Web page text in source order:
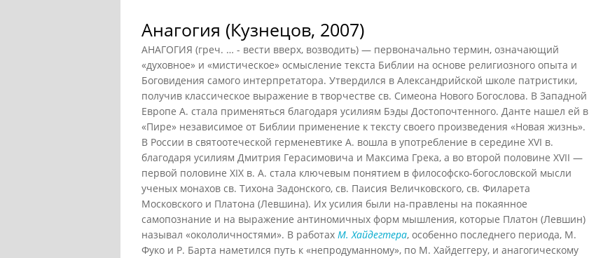
Анагогия (Кузнецов, 2007)
АНАГОГИЯ (греч. … - вести вверх, возводить) — первоначально термин, означающий
«духовное» и «мистическое» осмысление текста Библии на основе религиозного опыта и
Боговидения самого интерпретатора. Утвердился в Александрийской школе патристики,
получив классическое выражение в творчестве св. Симеона Нового Богослова. В Западной
Европе А. стала применяться благодаря усилиям Бэды Достопочтенного. Данте нашел ей в
«Пире» независимое от Библии применение к тексту своего произведения «Новая жизнь».
В России в святоотеческой герменевтике А. вошла в употребление в середине XVI в.
благодаря усилиям Дмитрия Герасимовича и Максима Грека, а во второй половине XVII —
первой половине XIX в. А. стала ключевым понятием в философско-богословской мысли
ученых монахов св. Тихона Задонского, св. Паисия Величковского, св. Филарета
Московского и Платона (Левшина). Их усилия были на-правлены на покаянное
самопознание и на выражение антиномичных форм мышления, которые Платон (Левшин)
называл «окололичностями». В работах М. Хайдегтера, особенно последнего периода, М.
Фуко и Р. Барта наметился путь к «непродуманному», по М. Хайдеггеру, и анагогическому